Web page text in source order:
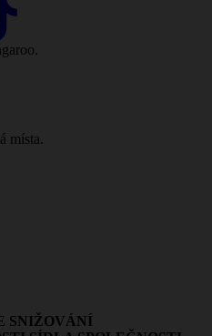
místa.
SNIŽOVÁNÍ